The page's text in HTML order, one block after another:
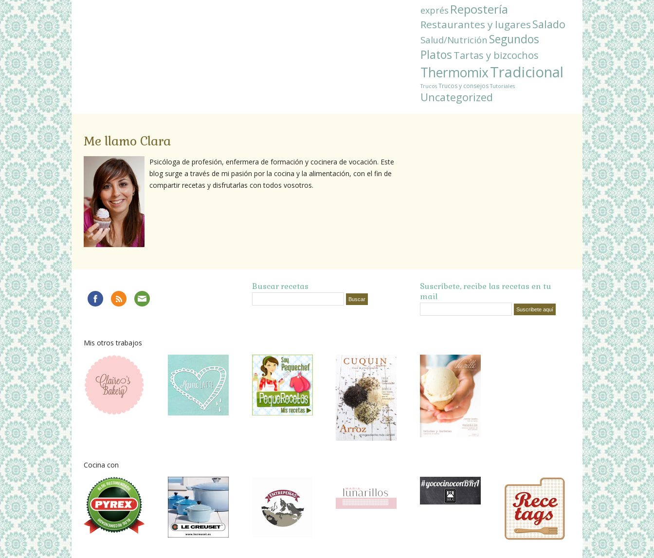
exprés Repostería
Restaurantes y lugaresSalado
Salud/Nutrición Segundos
PlatosTartas y bizcochos
ThermomixTradicional
Trucos Trucos y consejos Tutoriales
Uncategorized
Me llamo Clara
Psicóloga de profesión, enfermera de formación y cocinera de vocación. Este
blog surge a través de mi pasión por la cocina y la alimentación, con el fin de
compartir recetas y disfrutarlas con todos vosotros.
Buscar recetas
Suscríbete, recibe las recetas en tu
mail
Mis otros trabajos
Cocina con